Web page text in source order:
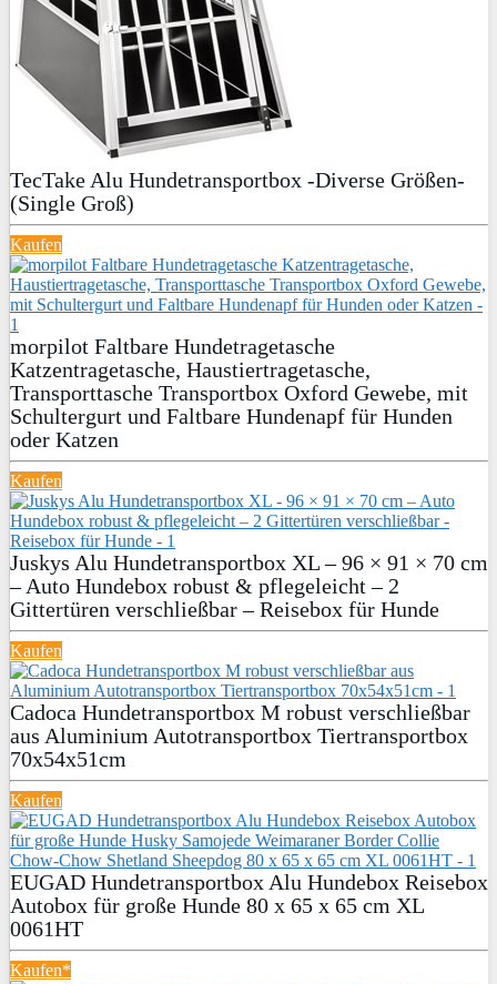
TecTake Alu Hundetransportbox -Diverse Größen-
(Single Groß)
Kaufen
morpilot Faltbare Hundetragetasche
Katzentragetasche, Haustiertragetasche,
Transporttasche Transportbox Oxford Gewebe, mit
Schultergurt und Faltbare Hundenapf für Hunden
oder Katzen
Kaufen
Juskys Alu Hundetransportbox XL – 96 × 91 × 70 cm
– Auto Hundebox robust & pflegeleicht – 2
Gittertüren verschließbar – Reisebox für Hunde
Kaufen
Cadoca Hundetransportbox M robust verschließbar
aus Aluminium Autotransportbox Tiertransportbox
70x54x51cm
Kaufen
EUGAD Hundetransportbox Alu Hundebox Reisebox
Autobox für große Hunde 80 x 65 x 65 cm XL
0061HT
Kaufen*